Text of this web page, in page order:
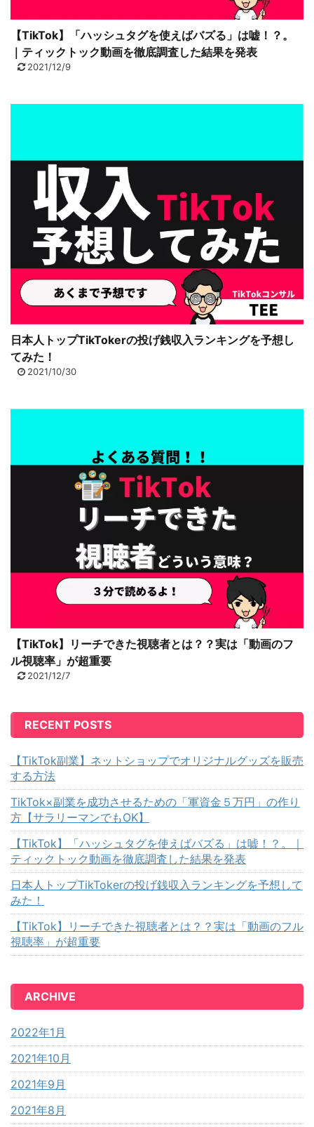
【TikTok】「ハッシュタグを使えばバズる」は嘘！？。
｜ティックトック動画を徹底調査した結果を発表
2021/12/9
日本人トップTikTokerの投げ銭収入ランキングを予想し
てみた！
2021/10/30
【TikTok】リーチできた視聴者とは？？実は「動画のフ
ル視聴率」が超重要
2021/12/7
RECENT POSTS
【TikTok副業】ネットショップでオリジナルグッズを販売
する方法
TikTok×副業を成功させるための「軍資金５万円」の作り
方【サラリーマンでもOK】
【TikTok】「ハッシュタグを使えばバズる」は嘘！？。｜
ティックトック動画を徹底調査した結果を発表
日本人トップTikTokerの投げ銭収入ランキングを予想して
みた！
【TikTok】リーチできた視聴者とは？？実は「動画のフル
視聴率」が超重要
ARCHIVE
2022年1月
2021年10月
2021年9月
2021年8月